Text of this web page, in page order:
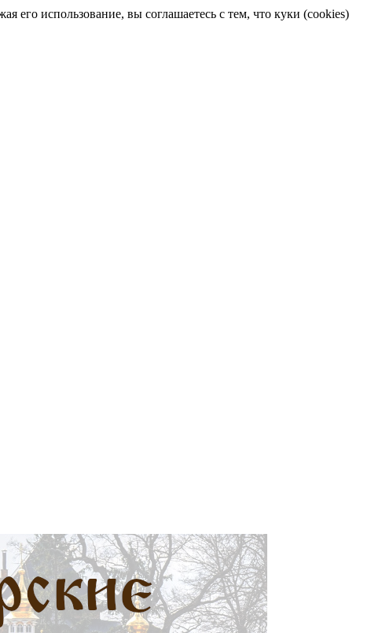
его использование, вы соглашаетесь с тем, что куки (cookies)